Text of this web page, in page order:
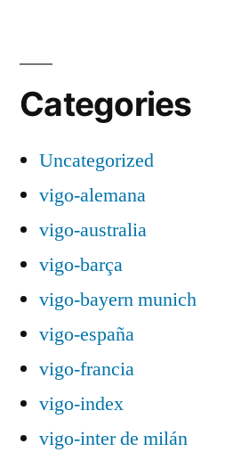
Categories
Uncategorized
vigo-alemana
vigo-australia
vigo-barça
vigo-bayern munich
vigo-españa
vigo-francia
vigo-index
vigo-inter de milán